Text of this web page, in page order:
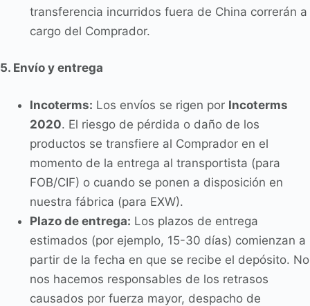
transferencia incurridos fuera de China correrán a
cargo del Comprador.
5. Envío y entrega
Incoterms: Los envíos se rigen por Incoterms
2020. El riesgo de pérdida o daño de los
productos se transfiere al Comprador en el
momento de la entrega al transportista (para
FOB/CIF) o cuando se ponen a disposición en
nuestra fábrica (para EXW).
Plazo de entrega: Los plazos de entrega
estimados (por ejemplo, 15-30 días) comienzan a
partir de la fecha en que se recibe el depósito. No
nos hacemos responsables de los retrasos
causados por fuerza mayor, despacho de